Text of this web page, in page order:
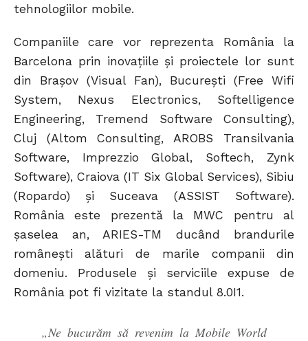
tehnologiilor mobile.
Companiile care vor reprezenta România la
Barcelona prin inovațiile și proiectele lor sunt
din Braşov (Visual Fan), Bucureşti (Free Wifi
System, Nexus Electronics, Softelligence
Engineering, Tremend Software Consulting),
Cluj (Altom Consulting, AROBS Transilvania
Software, Imprezzio Global, Softech, Zynk
Software), Craiova (IT Six Global Services), Sibiu
(Ropardo) şi Suceava (ASSIST Software).
România este prezentă la MWC pentru al
șaselea an, ARIES-TM ducând brandurile
românești alături de marile companii din
domeniu. Produsele și serviciile expuse de
România pot fi vizitate la standul 8.0I1.
„Ne bucurăm să revenim la Mobile World